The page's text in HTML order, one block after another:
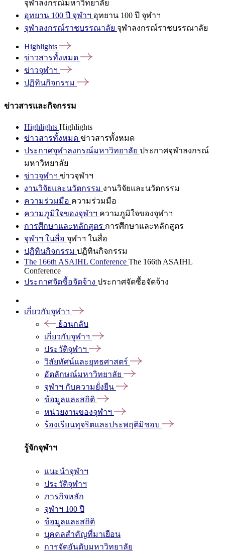
จุฬาลงกรณ์มหาวิทยาลัย
อุทยาน 100 ปี จุฬาฯ อุทยาน 100 ปี จุฬาฯ
จุฬาลงกรณ์ราชบรรณาลัย จุฬาลงกรณ์ราชบรรณาลัย
Highlights
ข่าวสารทั้งหมด
ข่าวจุฬาฯ
ปฏิทินกิจกรรม
ข่าวสารและกิจกรรม
Highlights Highlights
ข่าวสารทั้งหมด ข่าวสารทั้งหมด
ประกาศจุฬาลงกรณ์มหาวิทยาลัย ประกาศจุฬาลงกรณ์
มหาวิทยาลัย
ข่าวจุฬาฯ ข่าวจุฬาฯ
งานวิจัยและนวัตกรรม งานวิจัยและนวัตกรรม
ความร่วมมือ ความร่วมมือ
ความภูมิใจของจุฬาฯ ความภูมิใจของจุฬาฯ
การศึกษาและหลักสูตร การศึกษาและหลักสูตร
จุฬาฯ ในสื่อ จุฬาฯ ในสื่อ
ปฏิทินกิจกรรม ปฏิทินกิจกรรม
The 166th ASAIHL Conference The 166th ASAIHL
Conference
ประกาศจัดซื้อจัดจ้าง ประกาศจัดซื้อจัดจ้าง
เกี่ยวกับจุฬาฯ
ย้อนกลับ
เกี่ยวกับจุฬาฯ
ประวัติจุฬาฯ
วิสัยทัศน์และยุทธศาสตร์
อัตลักษณ์มหาวิทยาลัย
จุฬาฯ กับความยั่งยืน
ข้อมูลและสถิติ
หน่วยงานของจุฬาฯ
ร้องเรียนทุจริตและประพฤติมิชอบ
รู้จักจุฬาฯ
แนะนำจุฬาฯ
ประวัติจุฬาฯ
ภารกิจหลัก
จุฬาฯ 100 ปี
ข้อมูลและสถิติ
บุคคลสำคัญที่มาเยือน
การจัดอันดับมหาวิทยาลัย